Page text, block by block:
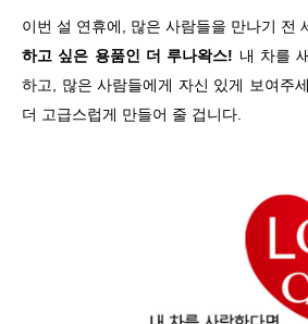
이번 설 연휴에, 많은 사람들을 만나기 전
하고 싶은 용품인 더 루나왁스! 내 차를
하고, 많은 사람들에게 자신 있게 보여주
더 고급스럽게 만들어 줄 겁니다.